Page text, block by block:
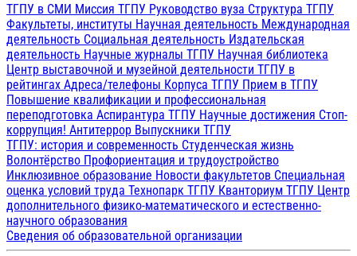
ТГПУ в СМИ Миссия ТГПУ Руководство вуза Структура ТГПУ
Факультеты, институты Научная деятельность Международная
деятельность Социальная деятельность Издательская
деятельность Научные журналы ТГПУ Научная библиотека
Центр выставочной и музейной деятельности ТГПУ в
рейтингах Адреса/телефоны Корпуса ТГПУ Прием в ТГПУ
Повышение квалификации и профессиональная
переподготовка Аспирантура ТГПУ Научные достижения Стоп-
коррупция! Антитеррор Выпускники ТГПУ
ТГПУ: история и современность Студенческая жизнь
Волонтёрство Профориентация и трудоустройство
Инклюзивное образование Новости факультетов Специальная
оценка условий труда Технопарк ТГПУ Кванториум ТГПУ Центр
дополнительного физико-математического и естественно-
научного образования
Сведения об образовательной организации